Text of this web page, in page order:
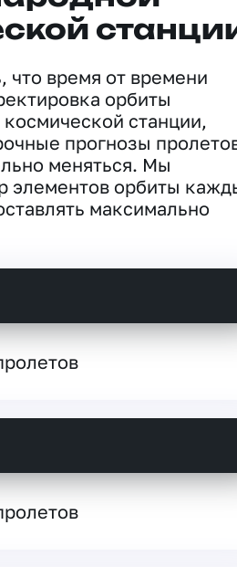
что время от времени
орбиты
станции,
прогнозы
меняться. Мы
элементов орбиты
максимально